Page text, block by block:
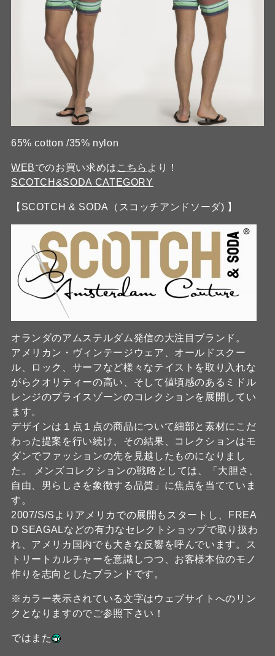
65% cotton /35% nylon
WEBでのお買い求めは こちら より！
SCOTCH&SODA CATEGORY
【SCOTCH & SODA（スコッチアンドソーダ) 】
オランダのアムステルダム発信の大注目ブランド。
アメリカン・ヴィンテージウェア、オールドスクー
ル、ロック、サーフなど様々なテイストを取り入れな
がらクオリティーの高い、そして値頃感のあるミドル
レンジのプライスゾーンのコレクションを展開してい
ます。
デザインは１点１点の商品について細部と素材にこだ
わった提案を行い続け、その結果、コレクションはモ
ダンでファッションの先を見越したものになりまし
た。 メンズコレクションの戦略としては、「大胆さ、
自由、男らしさを象徴する品質」に焦点を当てていま
す。
2007/S/Sよりアメリカでの展開もスタートし、FREA
D SEAGALなどの有力なセレクトショップで取り扱わ
れ、アメリカ国内でも大きな反響を呼んでいます。ス
トリートカルチャーを意識しつつ、お客様本位のモノ
作りを志向としたブランドです。
※カラー表示されている文字はウェブサイトへのリン
クとなりますのでご参照下さい！
ではまた